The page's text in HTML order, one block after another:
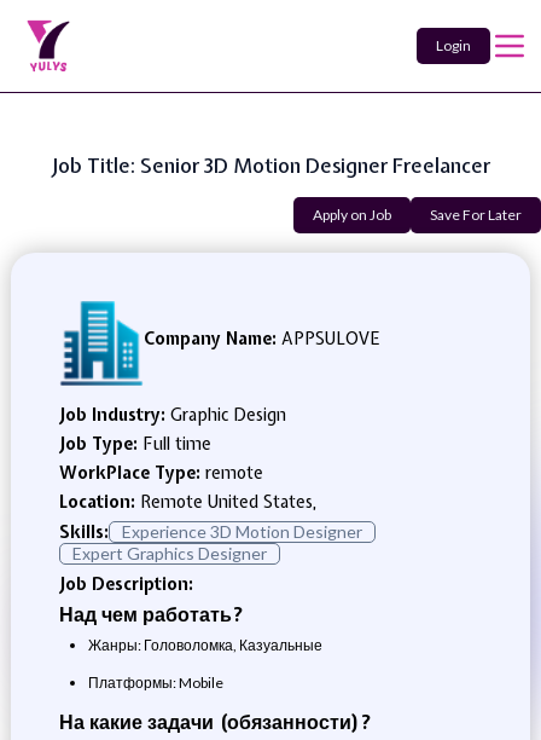
Login
Job Title: Senior 3D Motion Designer Freelancer
Apply on Job Save For Later
Company Name: APPSULOVE
Job Industry: Graphic Design
Job Type: Full time
WorkPlace Type: remote
Location: Remote United States,
Skills:
Experience 3D Motion Designer
Expert Graphics Designer
Job Description:
Над чем работать?
Жанры: Головоломка, Казуальные
Платформы: Mobile
На какие задачи (обязанности)?